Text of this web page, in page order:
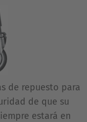
de repuesto para
de que su
estará en